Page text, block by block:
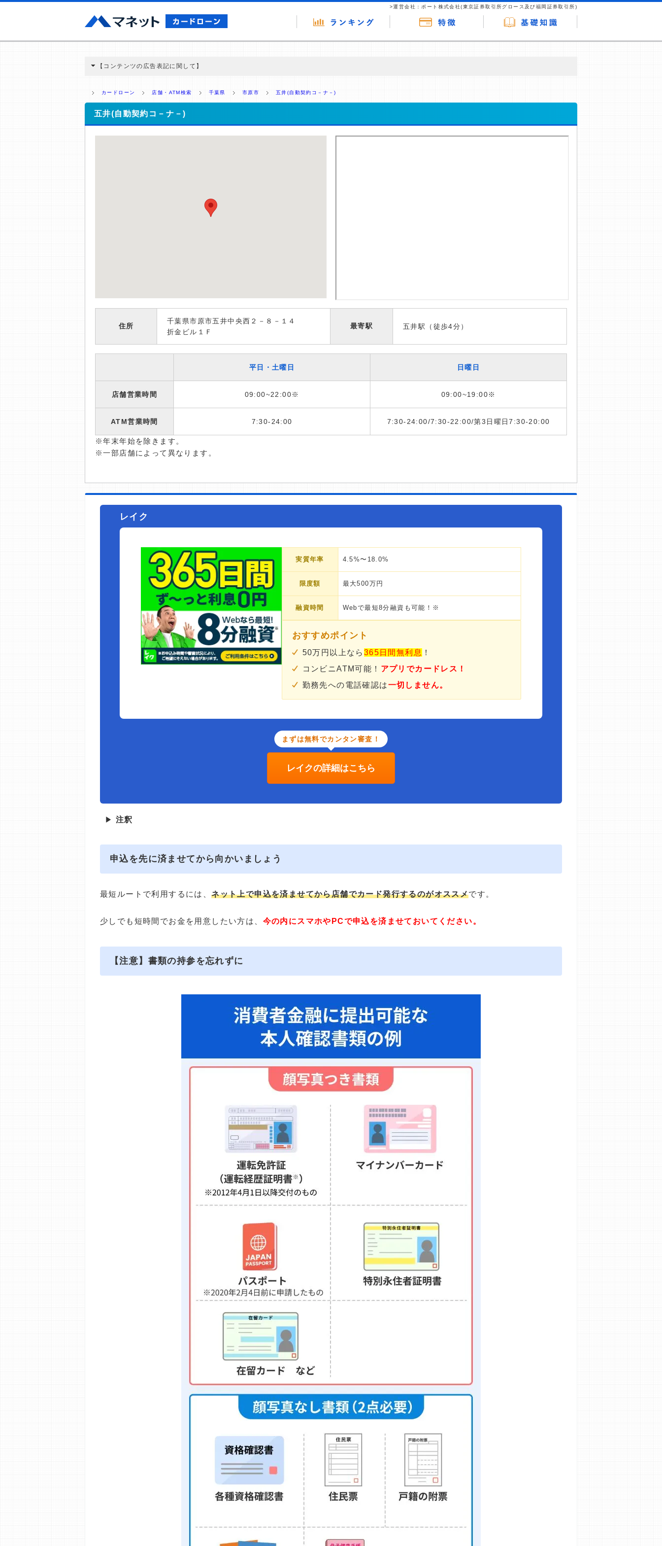
>運営会社：ポート株式会社(東京証券取引所グロース及び福岡証券取引所)
【コンテンツの広告表記に関して】
ミ収集などに基づき、公平性を担保した情報提供を行っています。
>提携企業一覧
カードローン 店舗・ATM検索 千葉県 市原市 五井(自動契約コ－ナ－)
五井(自動契約コ－ナ－)
住所
千葉県市原市五井中央西２－８－１４
折金ビル１Ｆ
最寄駅 五井駅（徒歩4分）
平日・土曜日 日曜日
店舗営業時間 09:00~22:00※ 09:00~19:00※
ATM営業時間 7:30-24:00 7:30-24:00/7:30-22:00/第3日曜日7:30-20:00
※年末年始を除きます。
※一部店舗によって異なります。
レイク
実質年率 4.5%〜18.0%
限度額 最大500万円
融資時間 Webで最短8分融資も可能！※
おすすめポイント
50万円以上なら 365日間無利息 ！
コンビニATM可能！ アプリでカードレス！
勤務先への電話確認は一切しません。
まずは無料でカンタン審査！
レイクの詳細はこちら
▶ 注釈
申込を先に済ませてから向かいましょう
最短ルートで利用するには、ネット上で申込を済ませてから店舗でカード発行するのがオススメです。
少しでも短時間でお金を用意したい方は、 今の内にスマホやPCで申込を済ませておいてください。
【注意】書類の持参を忘れずに